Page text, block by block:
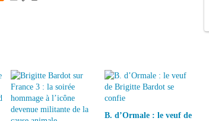
B. d’Ormale : le veuf de